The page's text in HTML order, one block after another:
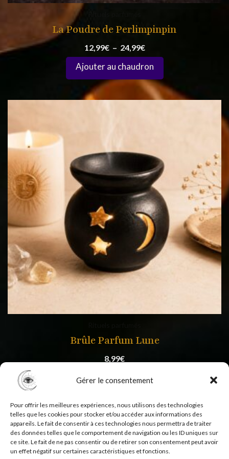
Gérer le consentement
Pour offrir les meilleures expériences, nous utilisons des technologies
telles que les cookies pour stocker et/ou accéder aux informations des
appareils. Le fait de consentir à ces technologies nous permettra de traiter
des données telles que le comportement de navigation ou les ID uniques sur
ce site. Le fait de ne pas consentir ou de retirer son consentement peut avoir
un effet négatif sur certaines caractéristiques et fonctions.
La Poudre de Perlimpinpin
12,99€ – 24,99€
Brûle Parfum Lune
8,99€